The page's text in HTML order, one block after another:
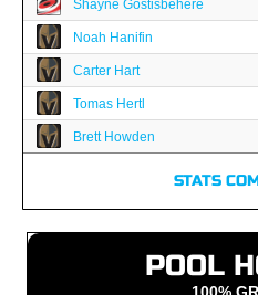
Shayne Gostisbehere
Noah Hanifin
Carter Hart
Tomas Hertl
Brett Howden
STATS
POOL